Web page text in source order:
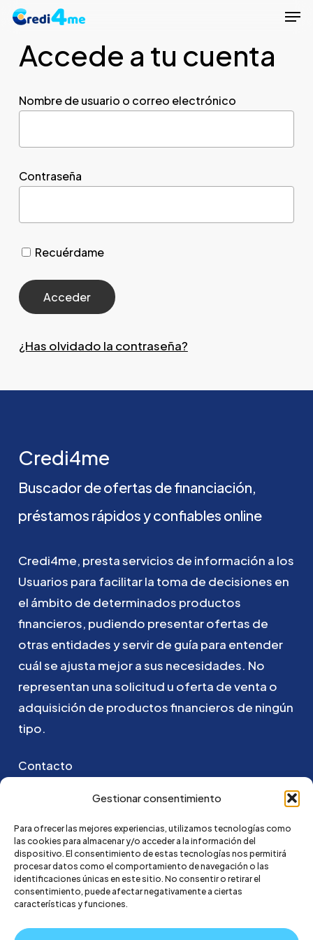
Gestionar consentimiento
Para ofrecer las mejores experiencias, utilizamos tecnologías como
las cookies para almacenar y/o acceder a la información del
dispositivo. El consentimiento de estas tecnologías nos permitirá
procesar datos como el comportamiento de navegación o las
identificaciones únicas en este sitio. No consentir o retirar el
consentimiento, puede afectar negativamente a ciertas
características y funciones.
Skip
mainAccede a tu cuenta
Nombre de usuario o correo electrónico
Contraseña
Recuérdame
¿Has olvidado la contraseña?
Credi4me
Buscadordeofertas definanciación,
préstamos rápidosyconfiables online
Credi4me, prestaservicios de información a los
Usuarios para facilitarla toma de decisiones en
el ámbito de determinados productos
financieros, pudiendo presentarofertas de
otras entidadesyservirde guía para entender
cuálse ajusta mejorasus necesidades. No
representan unasolicitud u oferta deventa o
adquisición de productosfinancieros de ningún
tipo.
Contacto
Puedes ponerte en contacto con nosotros
hola@credi4me.com